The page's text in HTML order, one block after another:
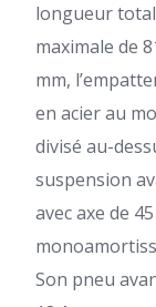
longueur
maximale de
mm,
en acier au
divisé au-
suspension
avec axe de
Son pneu